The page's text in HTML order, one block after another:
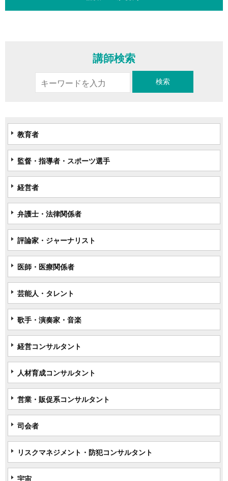
講師検索
教育者
監督・指導者・スポーツ選手
経営者
弁護士・法律関係者
評論家・ジャーナリスト
医師・医療関係者
芸能人・タレント
歌手・演奏家・音楽
経営コンサルタント
人材育成コンサルタント
営業・販促系コンサルタント
司会者
リスクマネジメント・防犯コンサルタント
宇宙